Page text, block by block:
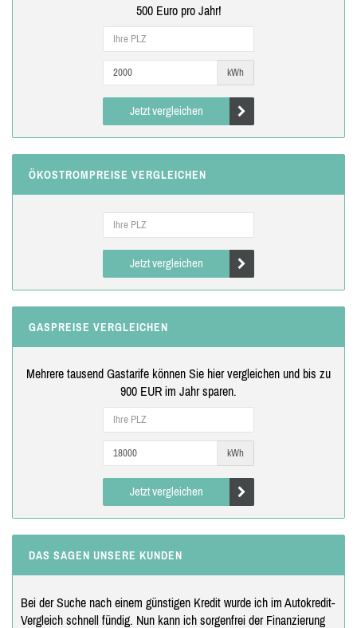
500 Euro pro Jahr!
kWh
Jetzt vergleichen
ÖKOSTROMPREISE VERGLEICHEN
Jetzt vergleichen
GASPREISE VERGLEICHEN
Mehrere tausend Gastarife können Sie hier vergleichen und bis zu
900 EUR im Jahr sparen.
kWh
Jetzt vergleichen
DAS SAGEN UNSERE KUNDEN
Bei der Suche nach einem günstigen Kredit wurde ich im Autokredit-
Vergleich schnell fündig. Nun kann ich sorgenfrei der Finanzierung